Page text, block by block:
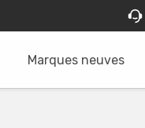
Marques neuves